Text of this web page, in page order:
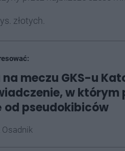
złotych.
meczu GKS-u
w którym
od pseudokibiców
Osadnik